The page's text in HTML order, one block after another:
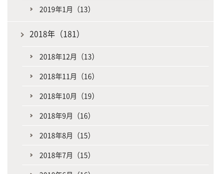
2019年1月（13）
2018年（181）
2018年12月（13）
2018年11月（16）
2018年10月（19）
2018年9月（16）
2018年8月（15）
2018年7月（15）